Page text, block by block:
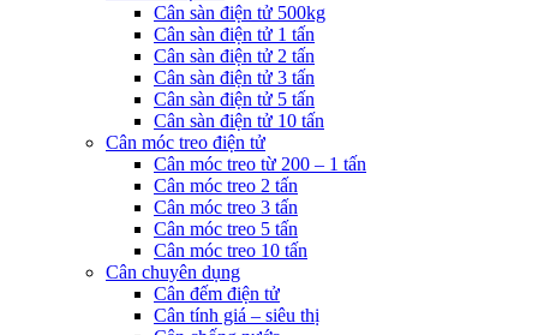
Cân sàn điện tử 500kg
Cân sàn điện tử 1 tấn
Cân sàn điện tử 2 tấn
Cân sàn điện tử 3 tấn
Cân sàn điện tử 5 tấn
Cân sàn điện tử 10 tấn
Cân móc treo điện tử
Cân móc treo từ 200 – 1 tấn
Cân móc treo 2 tấn
Cân móc treo 3 tấn
Cân móc treo 5 tấn
Cân móc treo 10 tấn
Cân chuyên dụng
Cân đếm điện tử
Cân tính giá – siêu thị